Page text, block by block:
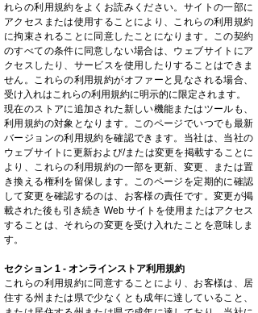
れらの利用規約をよくお読みください。サイトの一部に
アクセスまたは使用することにより、これらの利用規約
に拘束されることに同意したことになります。この契約
のすべての条件に同意しない場合は、ウェブサイトにア
クセスしたり、サービスを使用したりすることはできま
せん。これらの利用規約がオファーと見なされる場合、
受け入れはこれらの利用規約に明示的に限定されます。
現在のストアに追加された新しい機能またはツールも、
利用規約の対象となります。このページでいつでも最新
バージョンの利用規約を確認できます。当社は、当社の
ウェブサイトに更新および/または変更を掲載することに
より、これらの利用規約の一部を更新、変更、または置
き換える権利を留保します。このページを定期的に確認
して変更を確認するのは、お客様の責任です。変更が掲
載された後も引き続き Web サイトを使用またはアクセス
することは、それらの変更を受け入れたことを意味しま
す。
セクション 1 - オンラインストア利用規約
これらの利用規約に同意することにより、お客様は、居
住する州または県で少なくとも成年に達していること、